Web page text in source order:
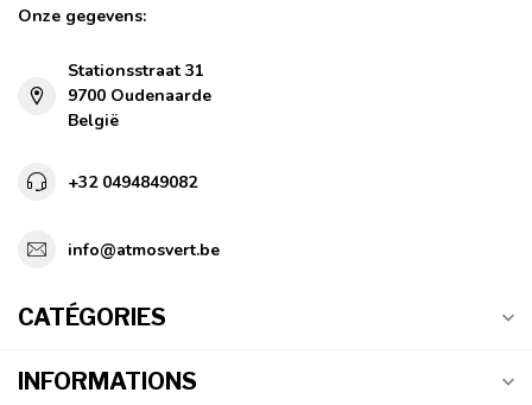
Onze gegevens:
Stationsstraat 31
9700 Oudenaarde
België
+32 0494849082
info@atmosvert.be
CATÉGORIES
INFORMATIONS